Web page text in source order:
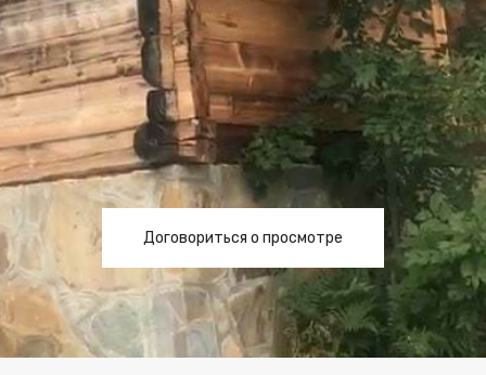
Договориться о просмотре